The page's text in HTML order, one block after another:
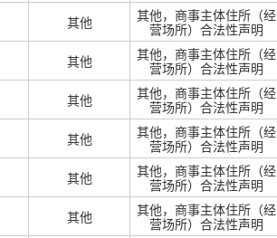
其他
其他，商事主体住所（经
营场所）合法性声明
其他
其他，商事主体住所（经
营场所）合法性声明
其他
其他，商事主体住所（经
营场所）合法性声明
其他
其他，商事主体住所（经
营场所）合法性声明
其他
其他，商事主体住所（经
营场所）合法性声明
其他
其他，商事主体住所（经
营场所）合法性声明